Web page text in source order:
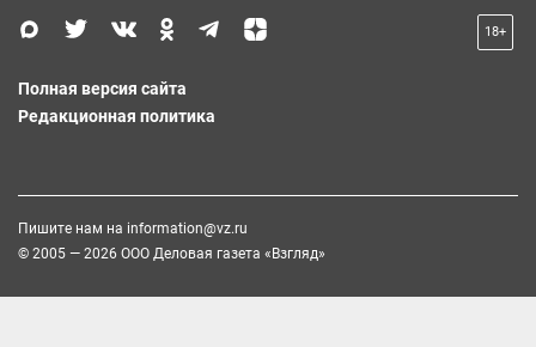
18+
Полная версия сайта
Редакционная политика
Пишите нам на information@vz.ru
© 2005 — 2026 ООО Деловая газета «Взгляд»